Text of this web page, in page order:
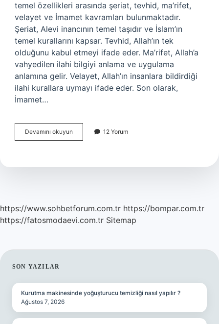
temel özellikleri arasında şeriat, tevhid, ma’rifet,
velayet ve İmamet kavramları bulunmaktadır.
Şeriat, Alevi inancının temel taşıdır ve İslam’ın
temel kurallarını kapsar. Tevhid, Allah’ın tek
olduğunu kabul etmeyi ifade eder. Ma’rifet, Allah’a
vahyedilen ilahi bilgiyi anlama ve uygulama
anlamına gelir. Velayet, Allah’ın insanlara bildirdiği
ilahi kurallara uymayı ifade eder. Son olarak,
İmamet…
Devamını okuyun Alevilerin
dini
12 Yorum
https://www.sohbetforum.com.tr https://bompar.com.tr
https://fatosmodaevi.com.tr Sitemap
SIDEBAR
SON YAZILAR
Kurutma makinesinde yoğuşturucu temizliği nasıl yapılır ?
Ağustos 7, 2026